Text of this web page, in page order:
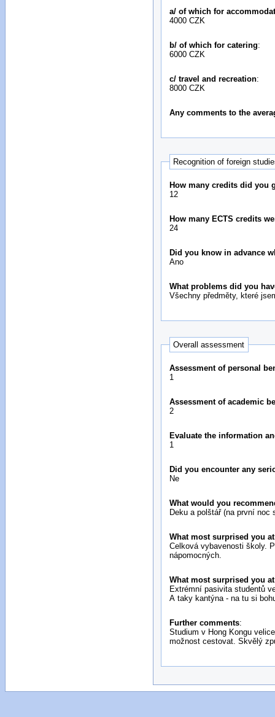
a/ of which for
4000 CZK
b/ of which for catering:
6000 CZK
c/ travel and recreation:
8000 CZK
Any comments to the
Recognition of foreign
How many credits did you
12
How many ECTS credits
24
Did you know in advance
Ano
What problems did you
Všechny předměty, které
Overall assessment
Assessment of personal
1
Assessment of academic
2
Evaluate the information
1
Did you encounter any
Ne
What would you
Deku a polštář (na první noc
What most surprised you
Celková vybavenosti školy.
nápomocných.
What most surprised you
Extrémní pasivita studentů
A taky kantýna - na tu si
Further comments:
Studium v Hong Kongu
možnost cestovat. Skvělý